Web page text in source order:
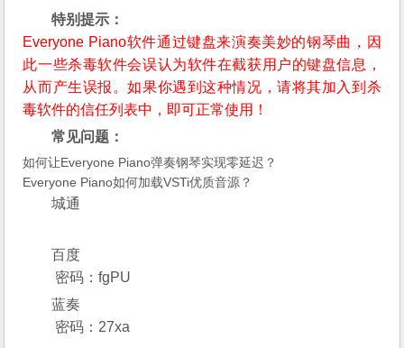
特别提示：
Everyone Piano软件通过键盘来演奏美妙的钢琴曲，因
此一些杀毒软件会误认为软件在截获用户的键盘信息，
从而产生误报。如果你遇到这种情况，请将其加入到杀
毒软件的信任列表中，即可正常使用！
常见问题：
如何让Everyone Piano弹奏钢琴实现零延迟？
Everyone Piano如何加载VSTi优质音源？
城通
百度
密码：fgPU
蓝奏
密码：27xa